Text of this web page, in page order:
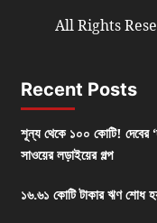
All Rights
Recent Posts
শূন্য থেকে ১০০ কোটি! দেবের
সাওয়ের লড়াইয়ের গল্প
১৬.৬১ কোটি টাকার ঋণ শোধ